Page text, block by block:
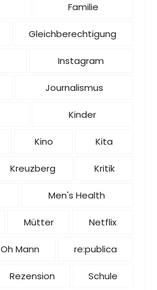
Familie
Gleichberechtigung
Instagram
Journalismus
Kinder
Kino Kita
Kreuzberg Kritik
Men's Health
Mütter Netflix
Oh Mann re:publica
Rezension Schule